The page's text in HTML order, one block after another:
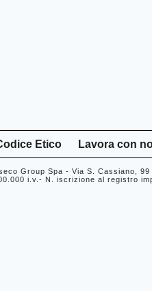
Etico Lavora con
Group Spa - Via S. Cassiano,
i.v.- N. iscrizione al registro